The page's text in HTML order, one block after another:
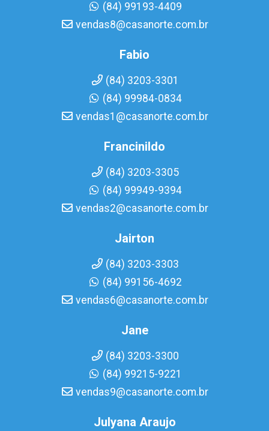
(84) 99193-4409
vendas8@casanorte.com.br
Fabio
(84) 3203-3301
(84) 99984-0834
vendas1@casanorte.com.br
Francinildo
(84) 3203-3305
(84) 99949-9394
vendas2@casanorte.com.br
Jairton
(84) 3203-3303
(84) 99156-4692
vendas6@casanorte.com.br
Jane
(84) 3203-3300
(84) 99215-9221
vendas9@casanorte.com.br
Julyana Araujo